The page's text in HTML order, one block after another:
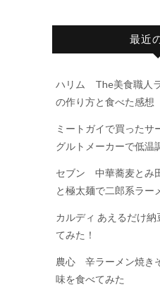
最近
ハリム The美食職人ラ
の作り方と食べた感想
ミートガイで買ったサ
グルトメーカーで低温
セブン 中華蕎麦とみ
と極太麺で二郎系ラー
カルディ あえるだけ
てみた！
農心 辛ラーメン焼き
味を食べてみた